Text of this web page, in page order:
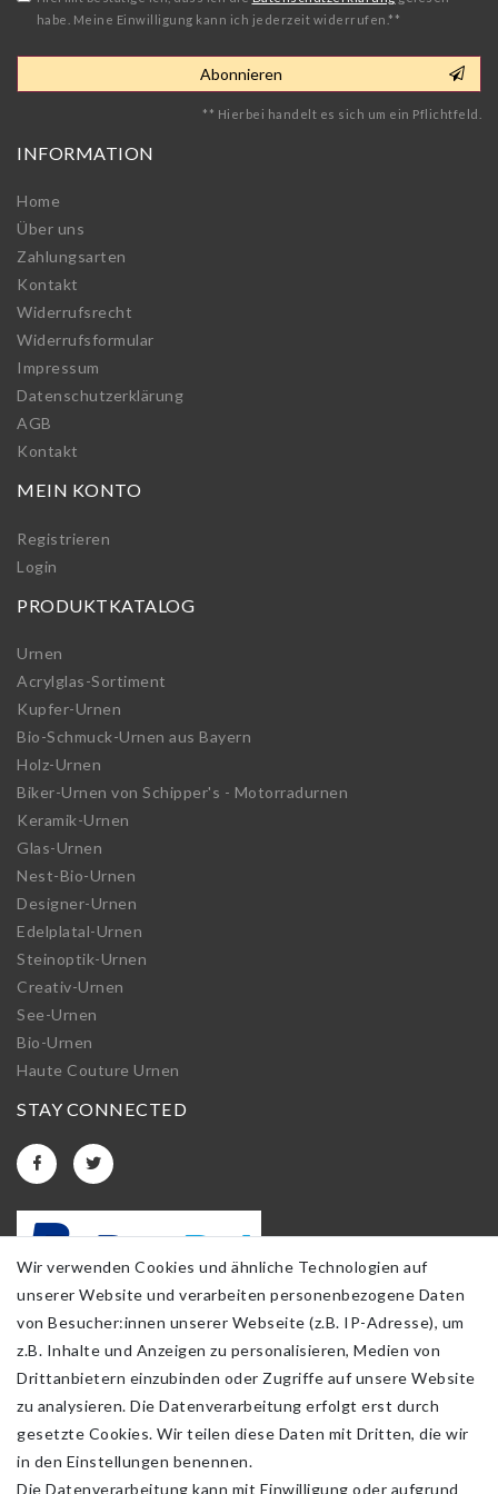
habe. Meine Einwilligung kann ich jederzeit widerrufen.**
Abonnieren
** Hierbei handelt es sich um ein Pflichtfeld.
INFORMATION
Home
Über uns
Zahlungsarten
Kontakt
Widerrufs­recht
Widerrufs­formular
Impressum
Daten­schutz­erklärung
AGB
Kontakt
MEIN KONTO
Registrieren
Login
PRODUKTKATALOG
Urnen
Acrylglas-Sortiment
Kupfer-Urnen
Bio-Schmuck-Urnen aus Bayern
Holz-Urnen
Biker-Urnen von Schipper's - Motorradurnen
Keramik-Urnen
Glas-Urnen
Nest-Bio-Urnen
Designer-Urnen
Edelplatal-Urnen
Steinoptik-Urnen
Creativ-Urnen
See-Urnen
Bio-Urnen
Haute Couture Urnen
STAY CONNECTED
Wir verwenden Cookies und ähnliche Technologien auf
unserer Website und verarbeiten personenbezogene Daten
von Besucher:innen unserer Webseite (z.B. IP-Adresse), um
z.B. Inhalte und Anzeigen zu personalisieren, Medien von
Drittanbietern einzubinden oder Zugriffe auf unsere Website
zu analysieren. Die Datenverarbeitung erfolgt erst durch
gesetzte Cookies. Wir teilen diese Daten mit Dritten, die wir
in den Einstellungen benennen.
Die Datenverarbeitung kann mit Einwilligung oder aufgrund